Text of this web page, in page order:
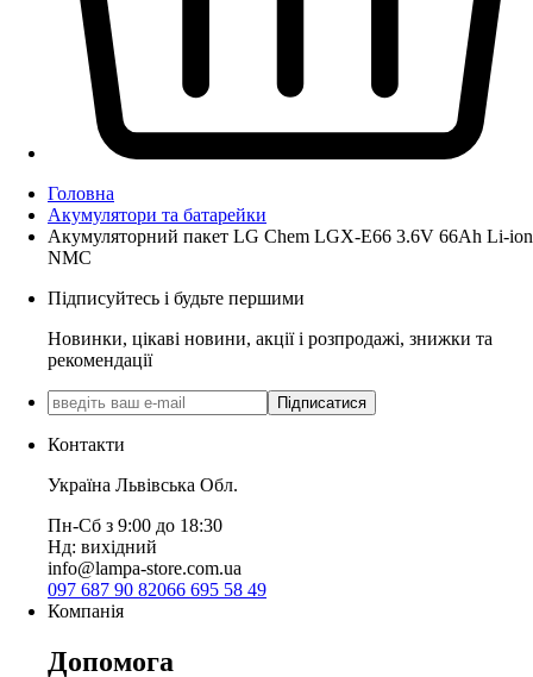
Головна
Акумулятори та батарейки
Акумуляторний пакет LG Chem LGX-E66 3.6V 66Ah Li-ion
NMC
Підписуйтесь і будьте першими
Новинки, цікаві новини, акції і розпродажі, знижки та
рекомендації
Підписатися
Контакти
Україна Львівська Обл.
Пн-Сб з 9:00 до 18:30
Нд: вихідний
info@lampa-store.com.ua
097 687 90 82066 695 58 49
Компанія
Допомога